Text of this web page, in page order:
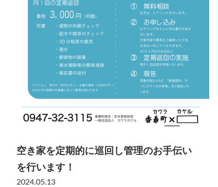
空き家を定期的に巡回し管理のお手伝い
を行います！
2024.05.13